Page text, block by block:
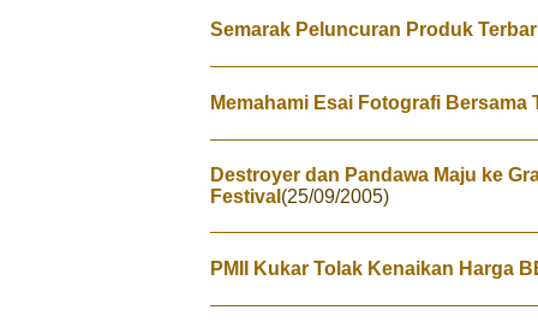
Semarak Peluncuran Produk
Memahami Esai Fotografi Bersama
Destroyer dan Pandawa Maju ke
Festival (25/09/2005)
PMII Kukar Tolak Kenaikan Harga